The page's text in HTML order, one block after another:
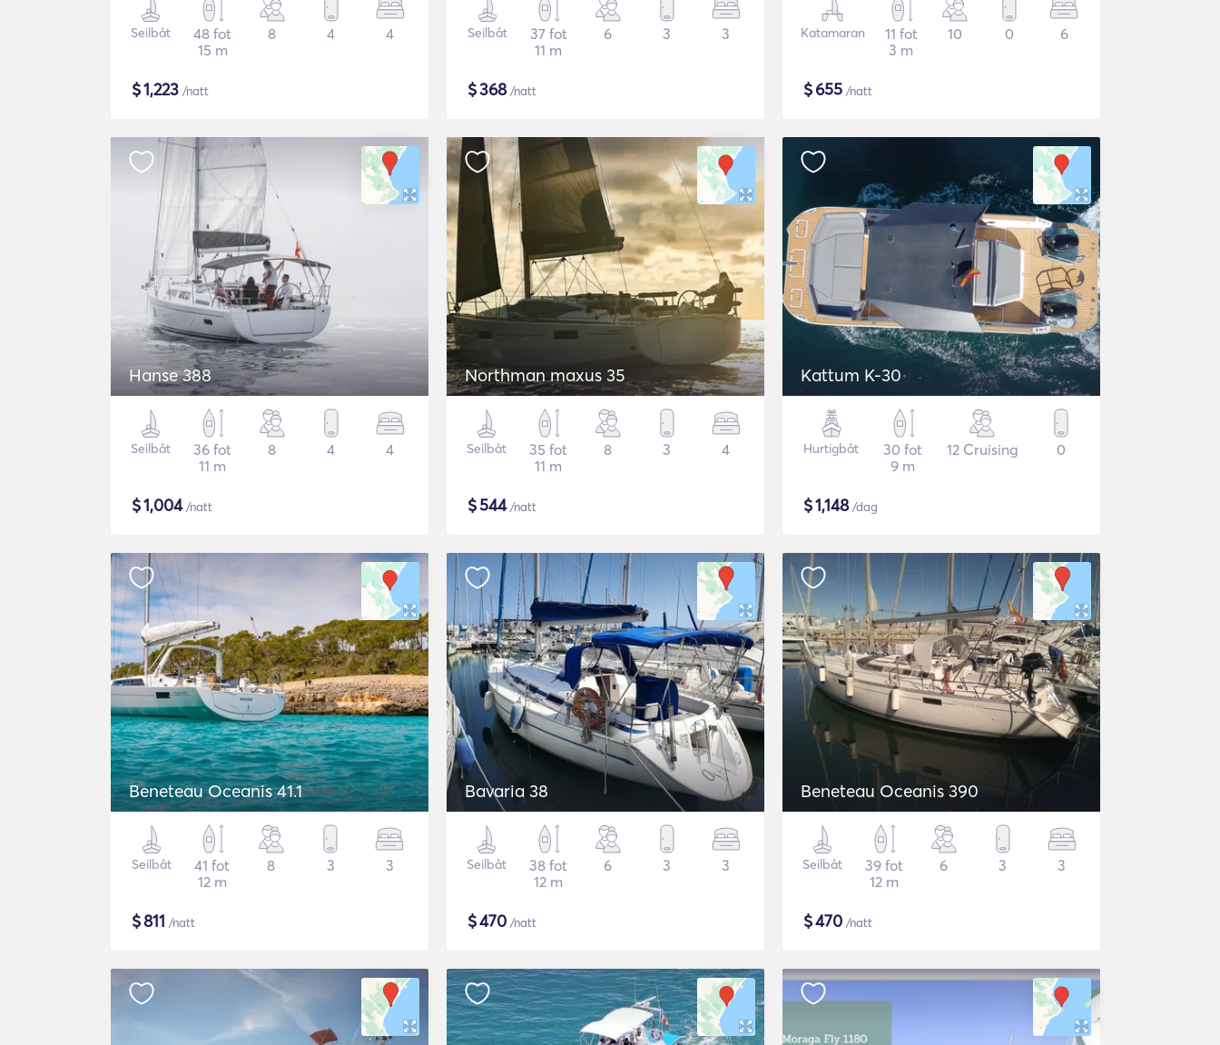
Seilbåt
48 fot
15 m
8 4 4
$1,223 /natt
Seilbåt
37 fot
11 m
6 3 3
$368/natt
Katamaran
11 fot
3 m
10 0 6
$655 /natt
Hanse 388
Seilbåt
36 fot
11 m
8 4 4
$1,004/natt
Northman maxus 35
Seilbåt
35 fot
11 m
8 3 4
$544/natt
Kattum K-30
Hurtigbåt
30 fot
9 m
12 Cruising 0
$1,148/dag
Beneteau Oceanis 41.1
Seilbåt
41 fot
12 m
8 3 3
$811 /natt
Bavaria 38
Seilbåt
38 fot
12 m
6 3 3
$470 /natt
Beneteau Oceanis 390
Seilbåt
39 fot
12 m
6 3 3
$470 /natt